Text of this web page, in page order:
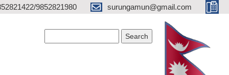
9852821980 surungamun@gmail.com